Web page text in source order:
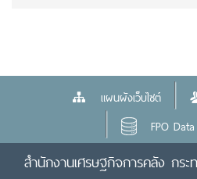
แผนผังเว็บไซต์
FPO
สำนักงานเศรษฐกิจการคลัง กระ